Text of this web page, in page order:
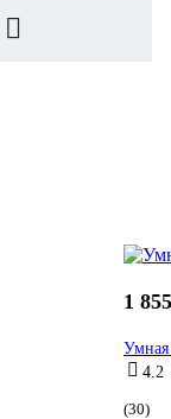
1
Умная
4.2
(30)